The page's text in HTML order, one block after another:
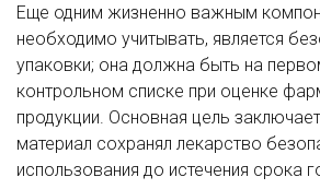
Еще одним жизненно важным
необходимо учитывать, является
упаковки; она должна быть на
контрольном списке при оценке
продукции. Основная цель
материал сохранял лекарство
использования до истечения срока